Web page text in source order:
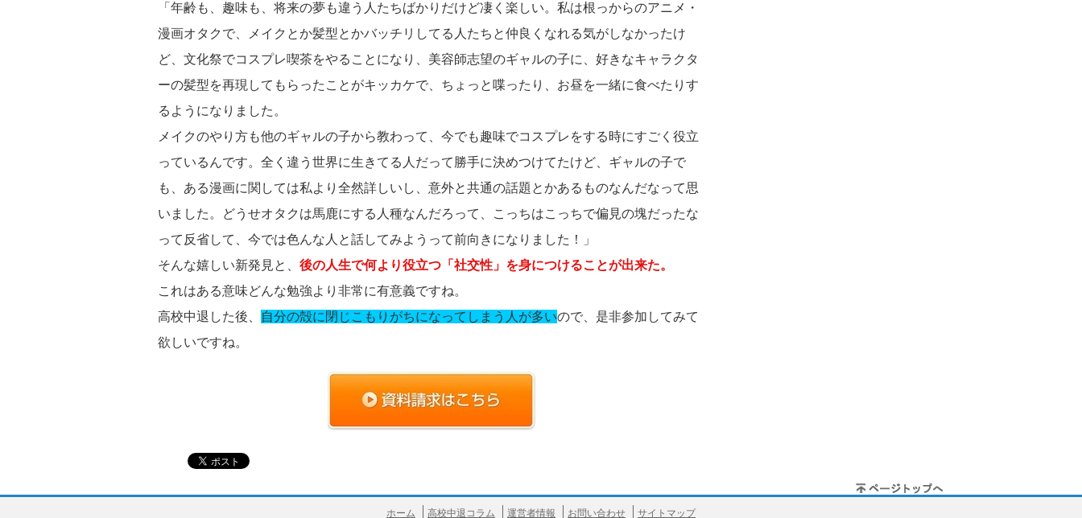
「年齢も、趣味も、将来の夢も違う人たちばかりだけど凄く楽しい。私は根っからのアニメ・
漫画オタクで、メイクとか髪型とかバッチリしてる人たちと仲良くなれる気がしなかったけ
ど、文化祭でコスプレ喫茶をやることになり、美容師志望のギャルの子に、好きなキャラクタ
ーの髪型を再現してもらったことがキッカケで、ちょっと喋ったり、お昼を一緒に食べたりす
るようになりました。
メイクのやり方も他のギャルの子から教わって、今でも趣味でコスプレをする時にすごく役立
っているんです。全く違う世界に生きてる人だって勝手に決めつけてたけど、ギャルの子で
も、ある漫画に関しては私より全然詳しいし、意外と共通の話題とかあるものなんだなって思
いました。どうせオタクは馬鹿にする人種なんだろって、こっちはこっちで偏見の塊だったな
って反省して、今では色んな人と話してみようって前向きになりました！」
そんな嬉しい新発見と、 後の人生で何より役立つ「社交性」を身につけることが出来た。
これはある意味どんな勉強より非常に有意義ですね。
高校中退した後、
自分の殻に閉じこもりがちになってしまう人が多いので、是非参加してみて
欲しいですね。
ホーム 高校中退コラム 運営者情報 お問い合わせ サイトマップ